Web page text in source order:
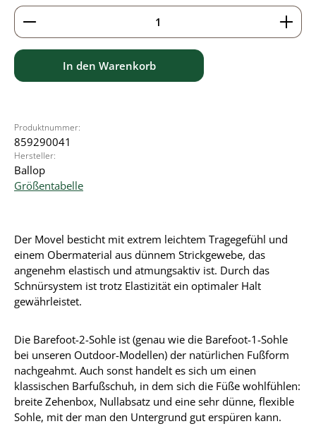
Produkt Anzahl: Gib den gewünschten Wert ein
In den Warenkorb
Produktnummer:
859290041
Hersteller:
Ballop
Größentabelle
Der Movel besticht mit extrem leichtem Tragegefühl und
einem Obermaterial aus dünnem Strickgewebe, das
angenehm elastisch und atmungsaktiv ist. Durch das
Schnürsystem ist trotz Elastizität ein optimaler Halt
gewährleistet.
Die Barefoot-2-Sohle ist (genau wie die Barefoot-1-Sohle
bei unseren Outdoor-Modellen) der natürlichen Fußform
nachgeahmt. Auch sonst handelt es sich um einen
klassischen Barfußschuh, in dem sich die Füße wohlfühlen:
breite Zehenbox, Nullabsatz und eine sehr dünne, flexible
Sohle, mit der man den Untergrund gut erspüren kann.